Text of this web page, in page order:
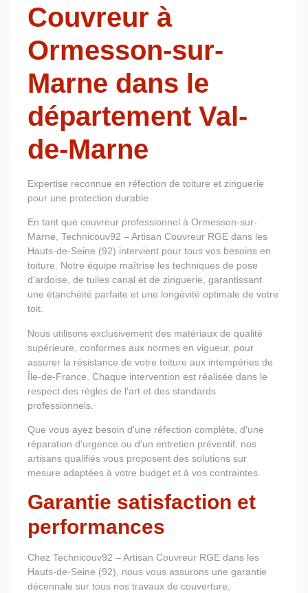
Couvreur à
Ormesson-sur-
Marne dans le
département Val-
de-Marne
Expertise reconnue en réfection de toiture et zinguerie
pour une protection durable
En tant que couvreur professionnel à Ormesson-sur-
Marne, Technicouv92 – Artisan Couvreur RGE dans les
Hauts-de-Seine (92) intervient pour tous vos besoins en
toiture. Notre équipe maîtrise les techniques de pose
d'ardoise, de tuiles canal et de zinguerie, garantissant
une étanchéité parfaite et une longévité optimale de votre
toit.
Nous utilisons exclusivement des matériaux de qualité
supérieure, conformes aux normes en vigueur, pour
assurer la résistance de votre toiture aux intempéries de
Île-de-France. Chaque intervention est réalisée dans le
respect des règles de l'art et des standards
professionnels.
Que vous ayez besoin d'une réfection complète, d'une
réparation d'urgence ou d'un entretien préventif, nos
artisans qualifiés vous proposent des solutions sur
mesure adaptées à votre budget et à vos contraintes.
Garantie satisfaction et
performances
Chez Technicouv92 – Artisan Couvreur RGE dans les
Hauts-de-Seine (92), nous vous assurons une garantie
décennale sur tous nos travaux de couverture,